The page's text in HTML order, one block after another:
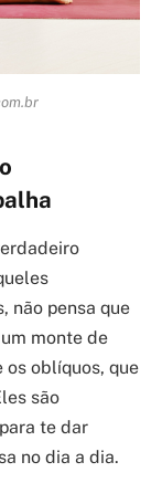
não pensa que
monte de
oblíquos, que
são
te dar
no dia a dia.